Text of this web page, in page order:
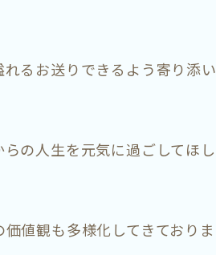
るお送りできるよう寄り添い
の人生を元気に過ごしてほし
値観も多様化してきておりま